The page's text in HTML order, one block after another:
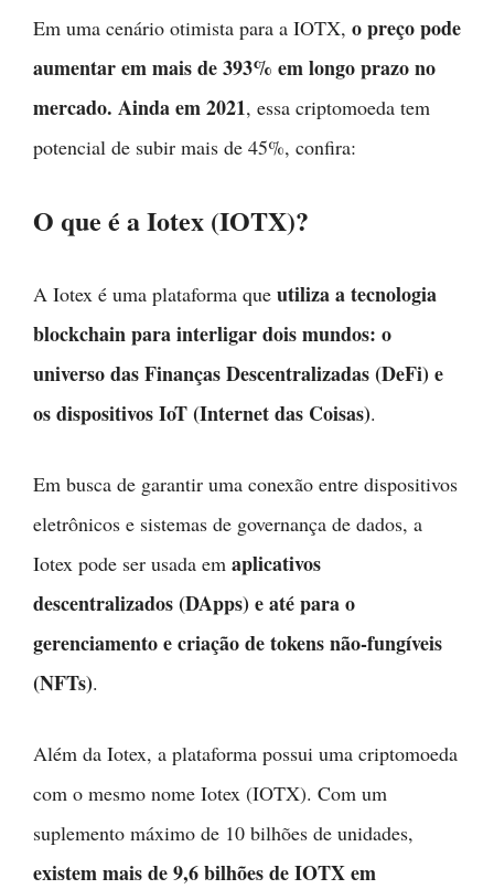
Em uma cenário otimista para a IOTX, o preço pode
aumentar em mais de 393% em longo prazo no
mercado. Ainda em 2021, essa criptomoeda tem
potencial de subir mais de 45%, confira:
O que é a Iotex (IOTX)?
A Iotex é uma plataforma que utiliza a tecnologia
blockchain para interligar dois mundos: o
universo das Finanças Descentralizadas (DeFi) e
os dispositivos IoT (Internet das Coisas).
Em busca de garantir uma conexão entre dispositivos
eletrônicos e sistemas de governança de dados, a
Iotex pode ser usada em aplicativos
descentralizados (DApps) e até para o
gerenciamento e criação de tokens não-fungíveis
(NFTs).
Além da Iotex, a plataforma possui uma criptomoeda
com o mesmo nome Iotex (IOTX). Com um
suplemento máximo de 10 bilhões de unidades,
existem mais de 9,6 bilhões de IOTX em